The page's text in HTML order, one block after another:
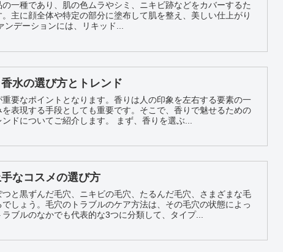
一種であり、肌の色ムラやシミ、ニキビ跡などをカバーするた
主に顔全体や特定の部分に塗布して肌を整え、美しい仕上がり
ことができます。 ファンデーションには、リキッド...
水の選び方とトレンド
要なポイントとなります。香りは人の印象を左右する要素の一
表現する手段としても重要です。そこで、香りで魅せるための
コスメや香水の選び方とトレンドについてご紹介します。 まず、香りを選ぶ...
なコスメの選び方
と黒ずんだ毛穴、ニキビの毛穴、たるんだ毛穴、さまざまな毛
しょう。毛穴のトラブルのケア方法は、その毛穴の状態によっ
ブルのなかでも代表的な3つに分類して、タイプ...